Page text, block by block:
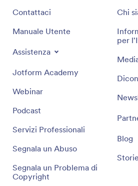
Contattaci
Manuale Utente
Assistenza
Jotform Academy
Webinar
Podcast
Servizi Professionali
Segnala un Abuso
Segnala un Problema di
Copyright
Chi
per
Blog